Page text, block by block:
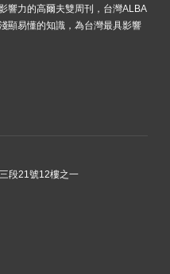
響力的高爾夫雙周刊，台灣ALBA
顯易懂的知識，為台灣最具影響
段21號12樓之一